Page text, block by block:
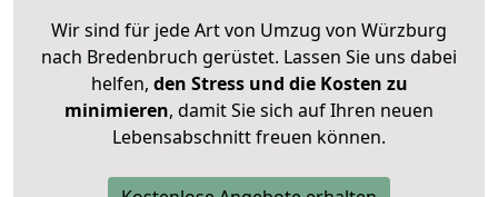
Wir sind für jede Art von Umzug von Würzburg
nach Bredenbruch gerüstet. Lassen Sie uns dabei
helfen, den Stress und die Kosten zu
minimieren, damit Sie sich auf Ihren neuen
Lebensabschnitt freuen können.